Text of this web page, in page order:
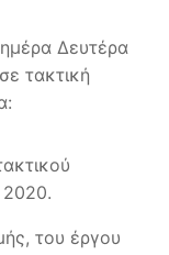
Δευτέρα
τακτική
του έργου